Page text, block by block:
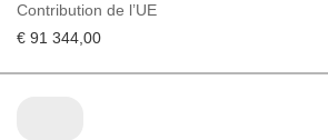
Contribution de l’UE
€ 91 344,00